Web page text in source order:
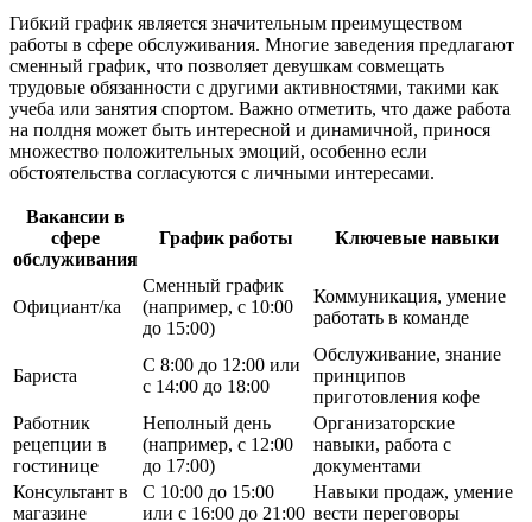
Гибкий график является значительным преимуществом
работы в сфере обслуживания. Многие заведения предлагают
сменный график, что позволяет девушкам совмещать
трудовые обязанности с другими активностями, такими как
учеба или занятия спортом. Важно отметить, что даже работа
на полдня может быть интересной и динамичной, принося
множество положительных эмоций, особенно если
обстоятельства согласуются с личными интересами.
Вакансии в
сфере
обслуживания
График работы Ключевые навыки
Официант/ка
Сменный график
(например, с 10:00
до 15:00)
Коммуникация, умение
работать в команде
Бариста
С 8:00 до 12:00 или
с 14:00 до 18:00
Обслуживание, знание
принципов
приготовления кофе
Работник
рецепции в
гостинице
Неполный день
(например, с 12:00
до 17:00)
Организаторские
навыки, работа с
документами
Консультант в
магазине
С 10:00 до 15:00
или с 16:00 до 21:00
Навыки продаж, умение
вести переговоры